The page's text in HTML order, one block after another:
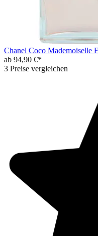
Chanel Coco Mademoiselle
ab 94,90 €*
3 Preise vergleichen